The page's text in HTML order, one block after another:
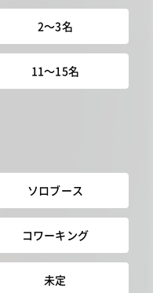
2～3名
11～15名
ソロブース
コワーキング
未定